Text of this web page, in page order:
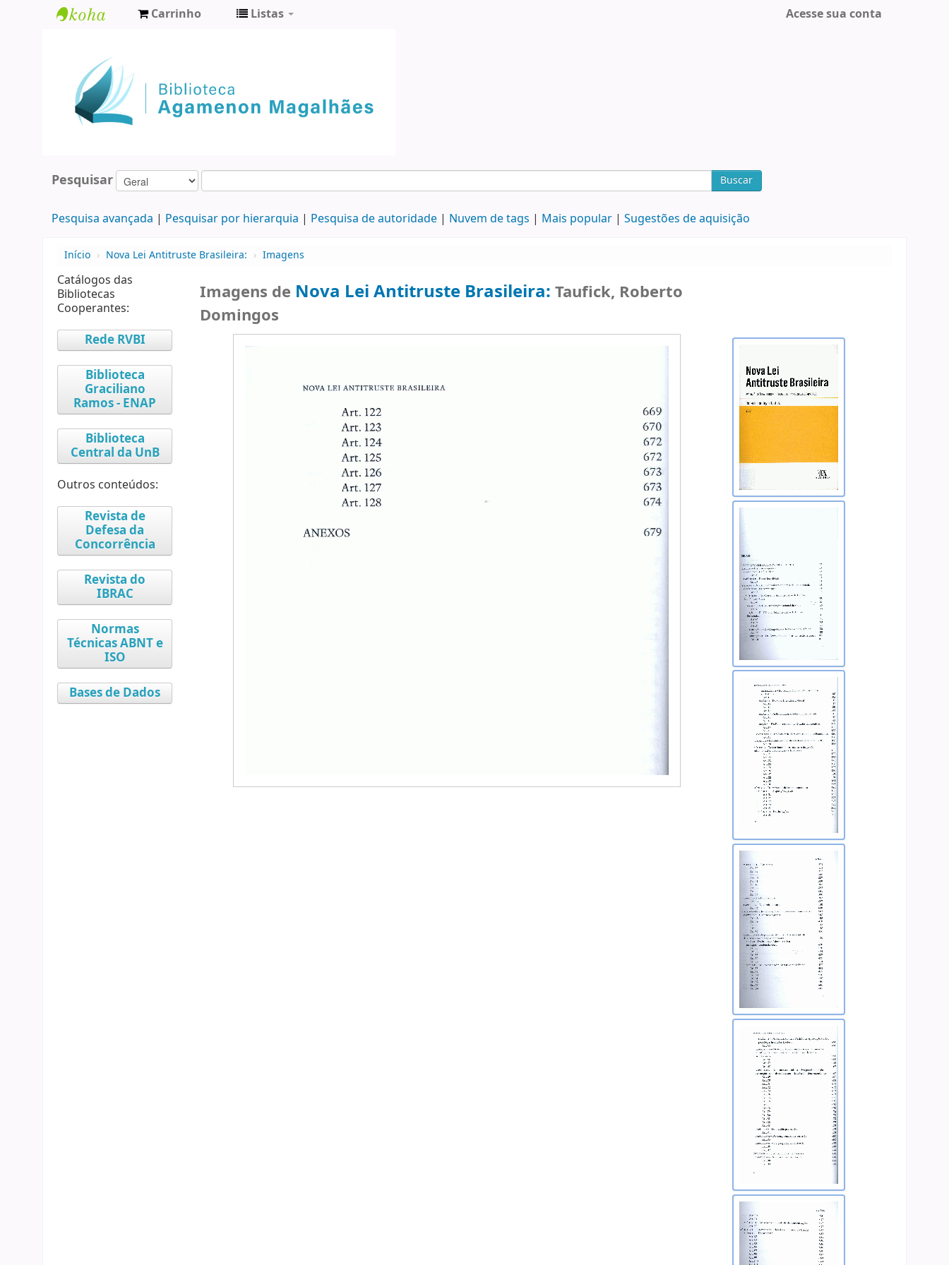
Agamenon
Magalhães
Carrinho Listas Acesse sua conta
Pesquisar Buscar
Pesquisa avançada Pesquisar por hierarquia Pesquisa de autoridade Nuvem de tags Mais popular Sugestões de aquisição
Início › Nova Lei Antitruste Brasileira: › Imagens
Catálogos das
Bibliotecas
Cooperantes:
Rede RVBI
Biblioteca
Graciliano
Ramos - ENAP
Biblioteca
Central da UnB
Outros conteúdos:
Revista de
Defesa da
Concorrência
Revista do
IBRAC
Normas
Técnicas ABNT e
ISO
Bases de Dados
Imagens de Nova Lei Antitruste Brasileira: Taufick, Roberto
Domingos